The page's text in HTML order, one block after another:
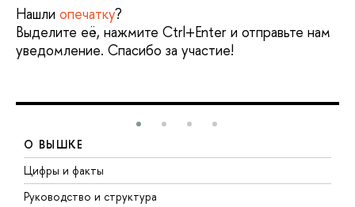
Нашли опечатку?
Выделите её, нажмите Ctrl+Enter и отправьте нам
уведомление. Спасибо за участие!
О ВЫШКЕ
Цифры и факты
Руководство и структура